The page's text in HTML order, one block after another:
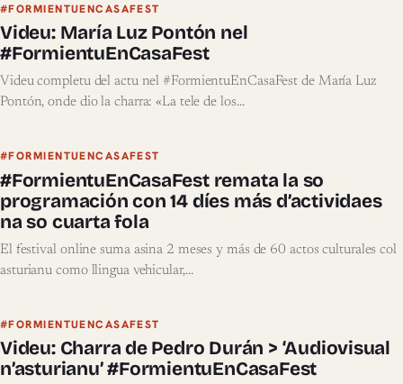
#FORMIENTUENCASAFEST
Videu: María Luz Pontón nel
#FormientuEnCasaFest
Videu completu del actu nel #FormientuEnCasaFest de María Luz
Pontón, onde dio la charra: «La tele de los…
#FORMIENTUENCASAFEST
#FormientuEnCasaFest remata la so
programación con 14 díes más d’actividaes
na so cuarta fola
El festival online suma asina 2 meses y más de 60 actos culturales col
asturianu como llingua vehicular,…
#FORMIENTUENCASAFEST
Videu: Charra de Pedro Durán > ‘Audiovisual
n’asturianu’ #FormientuEnCasaFest